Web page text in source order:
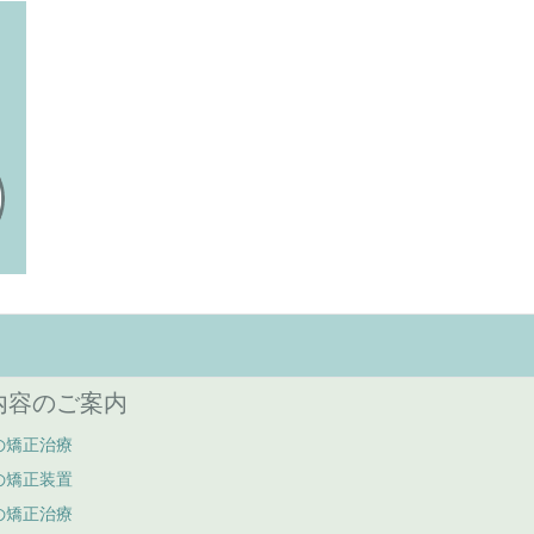
容のご案内
矯正治療
矯正装置
矯正治療